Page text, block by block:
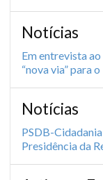
Notícias
Em entrevista
“nova via” para
Notícias
PSDB-
Presidência da